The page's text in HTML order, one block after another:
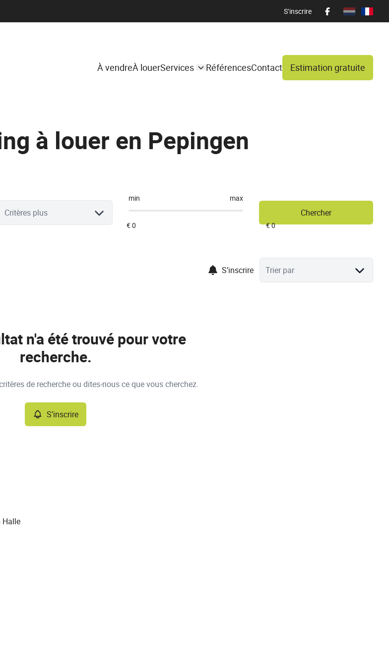
S’inscrire
À vendreÀ louerServices RéférencesContact Estimation gratuite
à louer en Pepingen
Critères plus
min max
Chercher
S’inscrire Trier par
n'a été trouvé pour votre
recherche.
de recherche ou dites-nous ce que vous cherchez.
S’inscrire
Halle